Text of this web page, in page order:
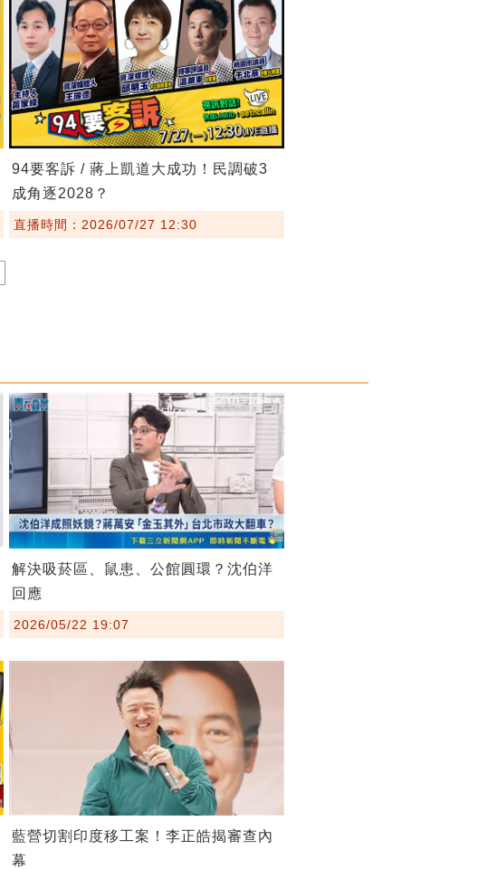
94要客訴 / 蔣上凱道大成功！民調破3
成角逐2028？
直播時間：2026/07/27 12:30
解決吸菸區、鼠患、公館圓環？沈伯洋
回應
2026/05/22 19:07
藍營切割印度移工案！李正皓揭審查內
幕